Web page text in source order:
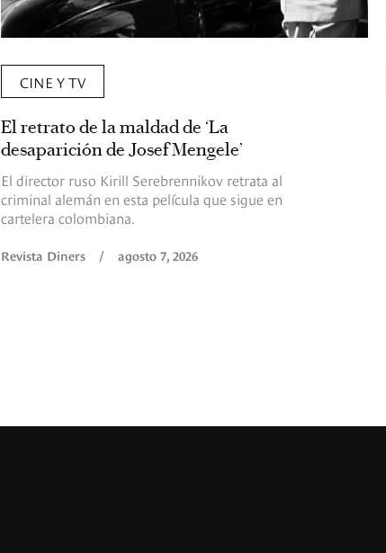
CINE Y TV
El retrato de la maldad de ‘La
desaparición de Josef Mengele’
El director ruso Kirill Serebrennikov retrata al
criminal alemán en esta película que sigue en
cartelera colombiana.
Revista Diners / agosto 7, 2026